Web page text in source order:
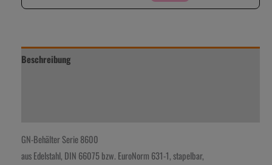
Beschreibung
GN-Behälter Serie 8600
aus Edelstahl, DIN 66075 bzw. EuroNorm 631-1, stapelbar,